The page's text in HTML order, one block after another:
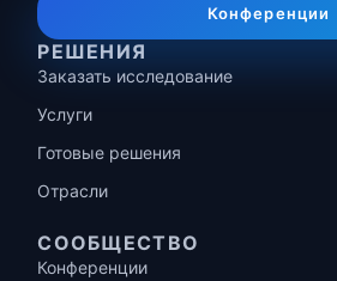
Конференции
РЕШЕНИЯ
Заказать исследование
Услуги
Готовые решения
Отрасли
СООБЩЕСТВО
Конференции